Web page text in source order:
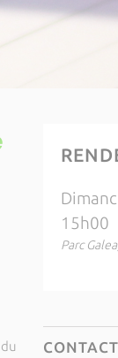
15h00
Parc
CONTACT